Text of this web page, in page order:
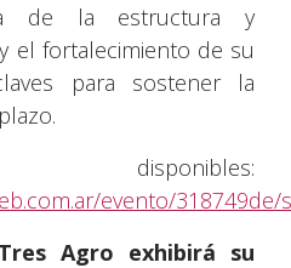
de la estructura y
el fortalecimiento de su
para sostener la
evento/318749de/
Agro exhibirá su